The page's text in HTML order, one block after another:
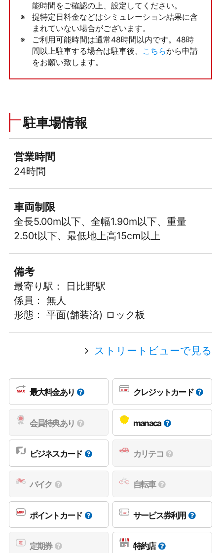
能時間をご確認の上、設定してください。
提特定日料金などはシミュレーション結果に含
まれていない場合がございます。
ご利用可能時間は通常48時間以内です。48時
間以上駐車する場合は駐車後、
こちらから申請
をお願い致します。
駐車場情報
営業時間
24時間
車両制限
全長5.00m以下、全幅1.90m以下、重量
2.50t以下、最低地上高15cm以上
備考
最寄り駅： 日比野駅
係員： 無人
形態： 平面(舗装済) ロック板
ストリートビューで見る
最大料金あり クレジットカード
会員特典あり manaca
ビジネスカード カリテコ
バイク 自転車
ポイントカード サービス券利用
定期券 特約店